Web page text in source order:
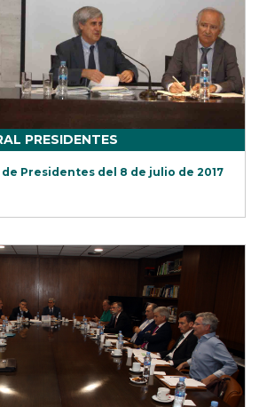
PRESIDENTES
Presidentes del 8 de julio de 2017